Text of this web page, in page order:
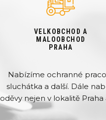
VELKOBCHOD A
MALOOBCHOD
PRAHA
Nabízíme ochranné
sluchátka a další. Dále
oděvy nejen v lokalitě